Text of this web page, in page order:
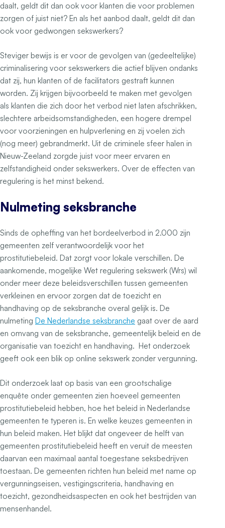
daalt, geldt dit dan ook voor klanten die voor problemen
zorgen of juist niet? En als het aanbod daalt, geldt dit dan
ook voor gedwongen sekswerkers?
Steviger bewijs is er voor de gevolgen van (gedeeltelijke)
criminalisering voor sekswerkers die actief blijven ondanks
dat zij, hun klanten of de facilitators gestraft kunnen
worden. Zij krijgen bijvoorbeeld te maken met gevolgen
als klanten die zich door het verbod niet laten afschrikken,
slechtere arbeidsomstandigheden, een hogere drempel
voor voorzieningen en hulpverlening en zij voelen zich
(nog meer) gebrandmerkt. Uit de criminele sfeer halen in
Nieuw-Zeeland zorgde juist voor meer ervaren en
zelfstandigheid onder sekswerkers. Over de effecten van
regulering is het minst bekend.
Nulmeting seksbranche
Sinds de opheffing van het bordeelverbod in 2.000 zijn
gemeenten zelf verantwoordelijk voor het
prostitutiebeleid. Dat zorgt voor lokale verschillen. De
aankomende, mogelijke Wet regulering sekswerk (Wrs) wil
onder meer deze beleidsverschillen tussen gemeenten
verkleinen en ervoor zorgen dat de toezicht en
handhaving op de seksbranche overal gelijk is. De
nulmeting De Nederlandse seksbranche gaat over de aard
en omvang van de seksbranche, gemeentelijk beleid en de
organisatie van toezicht en handhaving. Het onderzoek
geeft ook een blik op online sekswerk zonder vergunning.
Dit onderzoek laat op basis van een grootschalige
enquête onder gemeenten zien hoeveel gemeenten
prostitutiebeleid hebben, hoe het beleid in Nederlandse
gemeenten te typeren is. En welke keuzes gemeenten in
hun beleid maken. Het blijkt dat ongeveer de helft van
gemeenten prostitutiebeleid heeft en veruit de meesten
daarvan een maximaal aantal toegestane seksbedrijven
toestaan. De gemeenten richten hun beleid met name op
vergunningseisen, vestigingscriteria, handhaving en
toezicht, gezondheidsaspecten en ook het bestrijden van
mensenhandel.